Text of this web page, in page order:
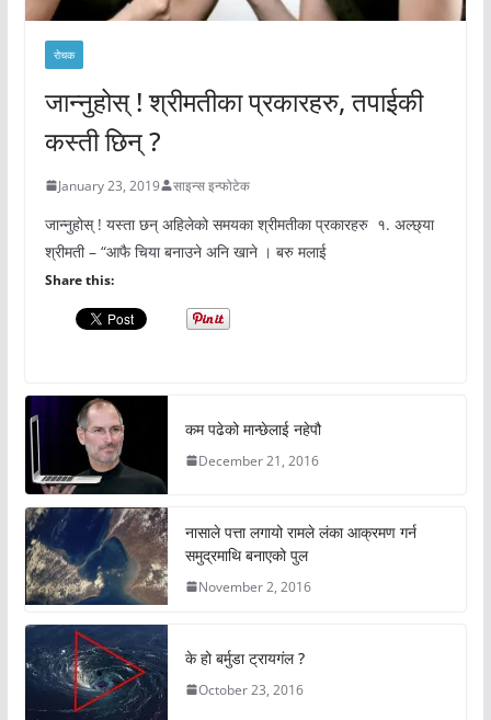
रोचक
जान्नुहोस् ! श्रीमतीका प्रकारहरु, तपाईकी
कस्ती छिन् ?
January 23, 2019 साइन्स इन्फोटेक
जान्नुहोस् ! यस्ता छन् अहिलेको समयका श्रीमतीका प्रकारहरु १. अल्छ्या
श्रीमती – “आफै चिया बनाउने अनि खाने । बरु मलाई
Share this:
कम पढेको मान्छेलाई नहेपौ
December 21, 2016
नासाले पत्ता लगायो रामले लंका आक्रमण गर्न
समुद्रमाथि बनाएको पुल
November 2, 2016
के हो बर्मुडा ट्रायगंल ?
October 23, 2016